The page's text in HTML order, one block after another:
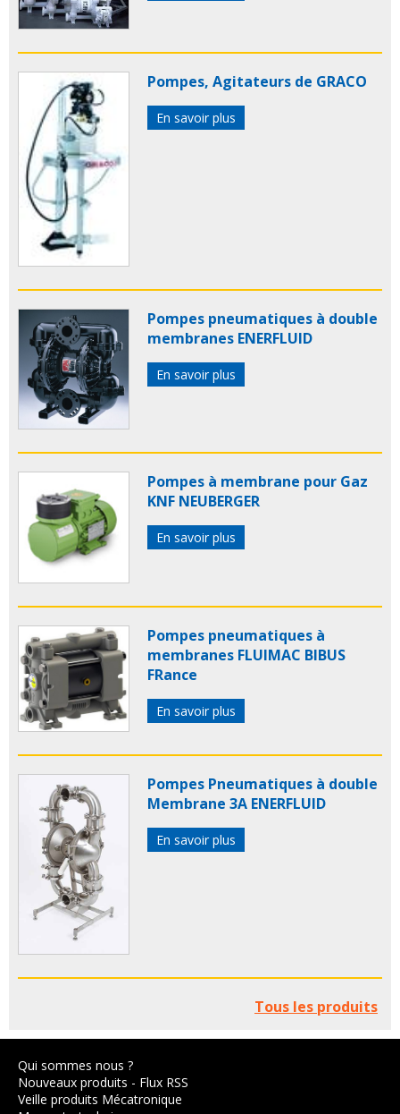
Pompes, Agitateurs de GRACO
En savoir plus
Pompes pneumatiques à double
membranes ENERFLUID
En savoir plus
Pompes à membrane pour Gaz
KNF NEUBERGER
En savoir plus
Pompes pneumatiques à
membranes FLUIMAC BIBUS
FRance
En savoir plus
Pompes Pneumatiques à double
Membrane 3A ENERFLUID
En savoir plus
Tous les produits
Qui sommes nous ?
Nouveaux produits - Flux RSS
Veille produits Mécatronique